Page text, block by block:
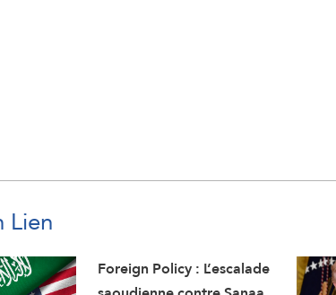
Lien
Foreign Policy : L’escalade